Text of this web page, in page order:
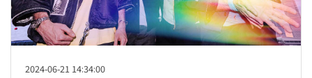
2024-06-21 14:34:00